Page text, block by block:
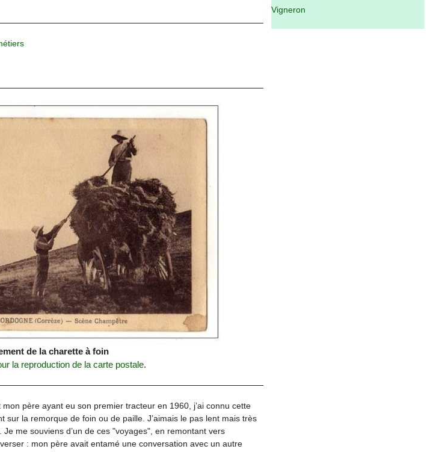
de la charette à foin
la reproduction de la carte postale.
père ayant eu son premier tracteur en 1960, j’ai connu cette
sur la remorque de foin ou de paille. J’aimais le pas lent mais très
me souviens d’un de ces "voyages", en remontant vers
: mon père avait entamé une conversation avec un autre
Vigneron